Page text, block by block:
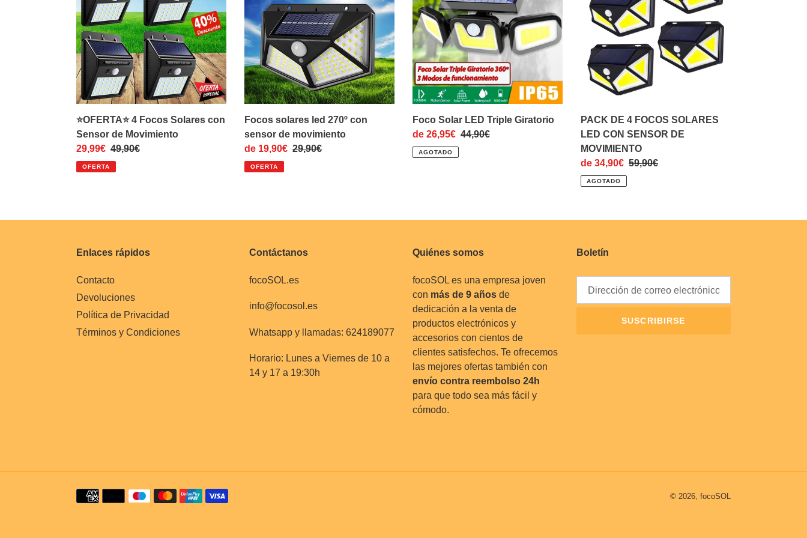
n
:
Solares
con
Sensor
de
Movimiento
⭐OFERTA⭐ 4 Focos Solares con
Sensor de Movimiento
Precio
de
29,99€ Precio
habitual
49,90€
OFERTA
270º
con
sensor
de
movimiento
Focos solares led 270º con
sensor de movimiento
Precio
de
de 19,90€ Precio
29,90€
OFERTA
Triple
Giratorio
Foco Solar LED Triple Giratorio
Precio
de
de 26,95€ Precio
44,90€
AGOTADO
FOCOS
SOLARES
CON
SENSOR
DE
MOVIMIENTO
PACK DE 4 FOCOS SOLARES
LED CON SENSOR DE
MOVIMIENTO
Precio
de
de 34,90€ Precio
59,90€
AGOTADO
Enlaces rápidos
Contacto
Devoluciones
Política de Privacidad
Términos y Condiciones
Contáctanos
focoSOL.es
info@focosol.es
Whatsapp y llamadas: 624189077
Horario: Lunes a Viernes de 10 a
14 y 17 a 19:30h
Quiénes somos
focoSOL es una empresa joven
con más de 9 años de
dedicación a la venta de
productos electrónicos y
accesorios con cientos de
clientes satisfechos. Te ofrecemos
las mejores ofertas también con
envío contra reembolso 24h
para que todo sea más fácil y
cómodo.
Boletín
SUSCRIBIRSE
Métodos
© 2026, focoSOL